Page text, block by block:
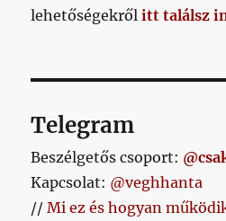
lehetőségekrőlitt találsz
Telegram
Beszélgetős csoport:
Kapcsolat: @veghhanta
//Mi ez és hogyan